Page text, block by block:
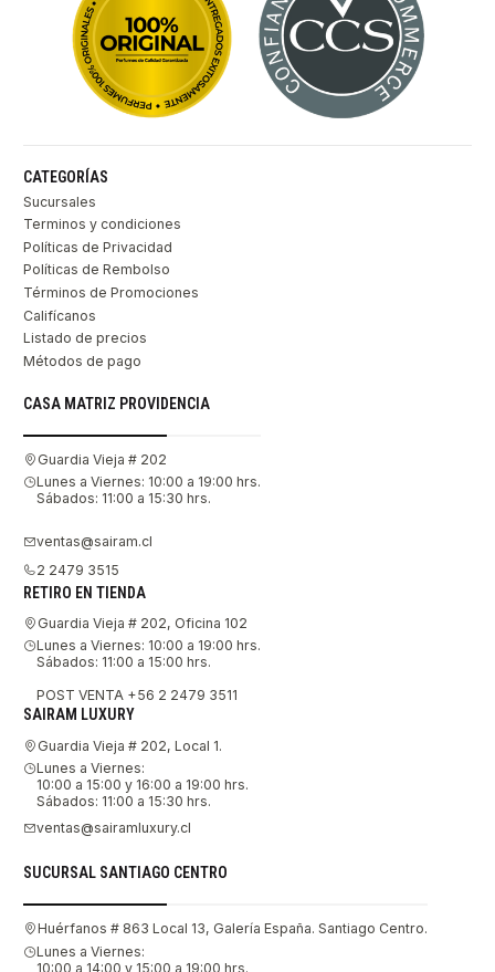
CATEGORÍAS
Sucursales
Terminos y condiciones
Políticas de Privacidad
Políticas de Rembolso
Términos de Promociones
Califícanos
Listado de precios
Métodos de pago
CASA MATRIZ PROVIDENCIA
Guardia Vieja # 202
Lunes a Viernes: 10:00 a 19:00 hrs.
Sábados: 11:00 a 15:30 hrs.
ventas@sairam.cl
2 2479 3515
RETIRO EN TIENDA
Guardia Vieja # 202, Oficina 102
Lunes a Viernes: 10:00 a 19:00 hrs.
Sábados: 11:00 a 15:00 hrs.
POST VENTA +56 2 2479 3511
SAIRAM LUXURY
Guardia Vieja # 202, Local 1.
Lunes a Viernes:
10:00 a 15:00 y 16:00 a 19:00 hrs.
Sábados: 11:00 a 15:30 hrs.
ventas@sairamluxury.cl
SUCURSAL SANTIAGO CENTRO
Huérfanos # 863 Local 13, Galería España. Santiago Centro.
Lunes a Viernes:
10:00 a 14:00 y 15:00 a 19:00 hrs.